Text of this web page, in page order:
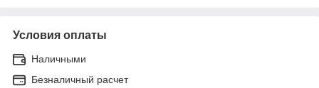
Условия оплаты
Наличными
Безналичный расчет